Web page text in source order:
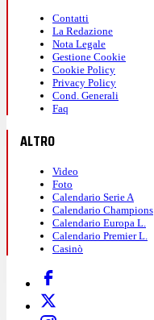
Contatti
La Redazione
Nota Legale
Gestione Cookie
Cookie Policy
Privacy Policy
Cond. Generali
Faq
ALTRO
Video
Foto
Calendario Serie A
Calendario Champions
Calendario Europa L.
Calendario Premier L.
Casinò